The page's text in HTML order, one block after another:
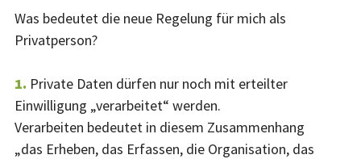
Was bedeutet die neue Regelung für mich als
Privatperson?
Private Daten dürfen nur noch mit erteilter
Einwilligung „verarbeitet“ werden.
Verarbeiten bedeutet in diesem Zusammenhang
„das Erheben, das Erfassen, die Organisation, das